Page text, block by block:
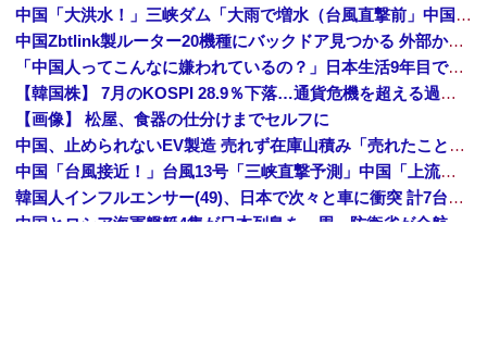
中国「大洪水！」三峡ダム「大雨で増水（台風直撃前」中国ダム「緊急放流！」中国鉄道「列車が走行中に流される」中国避難所「支援物資は有料です」謎の勢力「え」→
中国Zbtlink製ルーター20機種にバックドア見つかる 外部から完全制御のおそれ
「中国人ってこんなに嫌われているの？」日本生活9年目で明かす本心！
【韓国株】 7月のKOSPI 28.9％下落…通貨危機を超える過去最大の下げ幅
【画像】 松屋、食器の仕分けまでセルフに
中国、止められないEV製造 売れず在庫山積み「売れたこと」にして補助金を騙し取る事案を思いつきが横行
中国「台風接近！」台風13号「三峡直撃予測」中国「上流大洪水！（三峡上流」中国都市「8/5の映像（動画」三峡ダム「緊急放流（決壊危機」中国「下流大水害（震え声」→
韓国人インフルエンサー(49)、日本で次々と車に衝突 計7台巻き込み 八王子